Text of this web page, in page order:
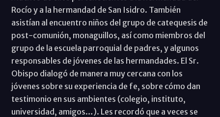
Rocío y a la hermandad de San Isidro. También
asistían al encuentro niños del grupo de catequesis de
post-comunión, monaguillos, así como miembros del
grupo de la escuela parroquial de padres, y algunos
responsables de jóvenes de las hermandades. El Sr.
Obispo dialogó de manera muy cercana con los
jóvenes sobre su experiencia de fe, sobre cómo dan
testimonio en sus ambientes (colegio, instituto,
universidad, amigos…). Les recordó que a veces se